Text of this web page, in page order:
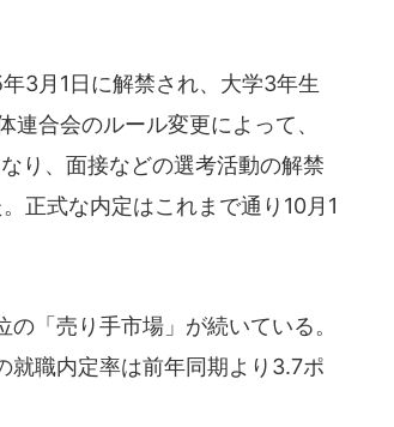
3月1日に解禁され、大学3年生
合会のルール変更によって、
り、面接などの選考活動の解禁
正式な内定はこれまで通り10月1
「売り手市場」が続いている。
就職内定率は前年同期より3.7ポ